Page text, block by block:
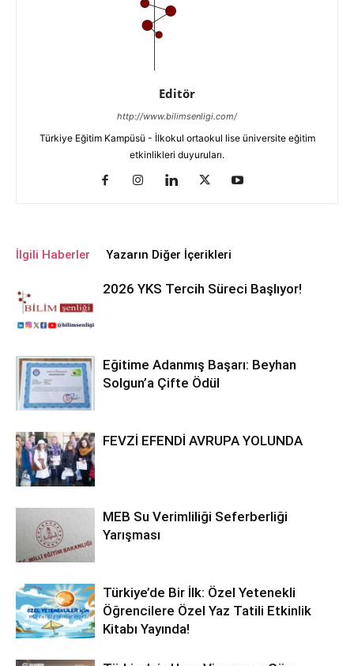
Editör
http://www.bilimsenligi.com/
Türkiye Eğitim Kampüsü - İlkokul ortaokul lise üniversite eğitim
etkinlikleri duyuruları.
İlgili Haberler Yazarın Diğer İçerikleri
2026 YKS Tercih Süreci Başlıyor!
Eğitime Adanmış Başarı: Beyhan
Solgun’a Çifte Ödül
FEVZİ EFENDİ AVRUPA YOLUNDA
MEB Su Verimliliği Seferberliği
Yarışması
Türkiye’de Bir İlk: Özel Yetenekli
Öğrencilere Özel Yaz Tatili Etkinlik
Kitabı Yayında!